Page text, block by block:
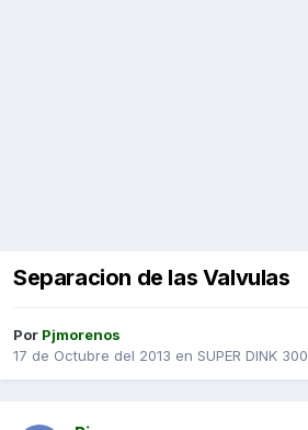
Separacion de las Valvulas
Por Pjmorenos
17 de Octubre del 2013 en SUPER DINK 300